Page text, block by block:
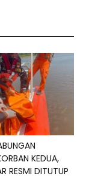
KEDUA,
RESMI DITUTUP